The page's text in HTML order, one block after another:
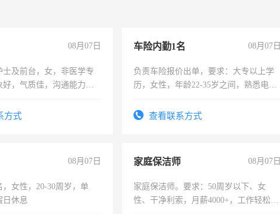
08月07日
士及前台，女，非医学专
好，气质佳，沟通能力
方式
车险内勤1名 08月07日
负责车险报价出单，要求：大专以上学
历，女性，年龄22-35岁之间，熟悉电脑
试用期1-3个月，转正后交纳五险，
查看联系方式
08月07日
，女性，20-30周岁，单
日休息
家庭保洁师 08月07日
家庭保洁师。要求：50周岁以下、女
性、干净利索，月薪4000+，工作轻松，